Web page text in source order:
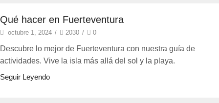
Qué hacer en Fuerteventura
octubre 1, 2024 / 2030 / 0
Descubre lo mejor de Fuerteventura con nuestra guía de
actividades. Vive la isla más allá del sol y la playa.
Seguir Leyendo